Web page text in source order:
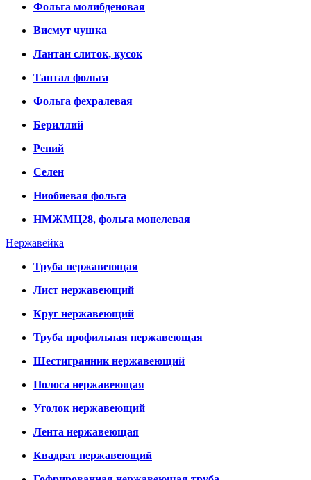
Фольга молибденовая
Висмут чушка
Лантан слиток, кусок
Тантал фольга
Фольга фехралевая
Бериллий
Рений
Селен
Ниобиевая фольга
НМЖМЦ28, фольга монелевая
Нержавейка
Труба нержавеющая
Лист нержавеющий
Круг нержавеющий
Труба профильная нержавеющая
Шестигранник нержавеющий
Полоса нержавеющая
Уголок нержавеющий
Лента нержавеющая
Квадрат нержавеющий